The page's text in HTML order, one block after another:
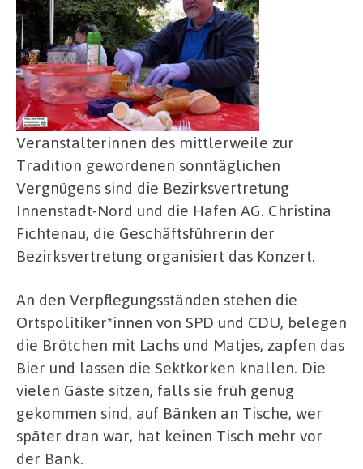
Veranstalterinnen des mittlerweile zur
Tradition gewordenen sonntäglichen
Vergnügens sind die Bezirksvertretung
Innenstadt-Nord und die Hafen AG. Christina
Fichtenau, die Geschäftsführerin der
Bezirksvertretung organisiert das Konzert.
An den Verpflegungsständen stehen die
Ortspolitiker*innen von SPD und CDU, belegen
die Brötchen mit Lachs und Matjes, zapfen das
Bier und lassen die Sektkorken knallen. Die
vielen Gäste sitzen, falls sie früh genug
gekommen sind, auf Bänken an Tische, wer
später dran war, hat keinen Tisch mehr vor
der Bank.